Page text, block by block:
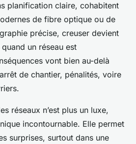
planification claire, cohabitent
de fibre optique ou de
précise, creuser devient
un réseau est
vont bien au-delà
de chantier, pénalités, voire
réseaux n’est plus un luxe,
incontournable. Elle permet
surprises, surtout dans une